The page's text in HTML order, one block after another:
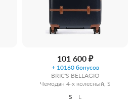
101 600 ₽
+ 10160 бонусов
BRIC'S BELLAGIO
Чемодан 4-х колесный, S
S
L